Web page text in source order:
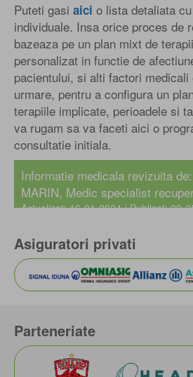
Puteti gasi aici o lista detaliata
individuale. Insa orice proces de
bazeaza pe un plan mixt de
personalizat in functie de
pacientului, si alti factori
urmare, pentru a configura un
terapiile implicate, perioadele si
va rugam sa va faceti aici o
consultatie initiala.
Informatie medicala revizuita
MARIN, Medic specialist
Actualizat: 16-01-2024 / Publicat: 29-
Asiguratori privati
Parteneriate